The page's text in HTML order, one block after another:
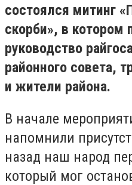
состоялся митинг
скорби», в котором
руководство
районного совета,
и жители района.
В начале
напомнили
назад наш народ
который мог